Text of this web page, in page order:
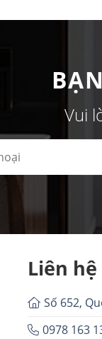
Vui
Liên hệ
Số 652,
0978 163